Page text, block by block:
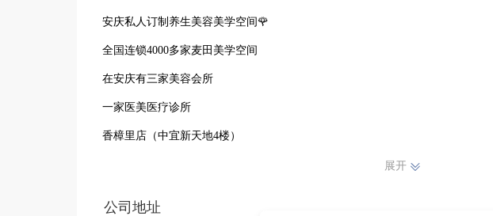
安庆私人订制养生美容美学空间🌹
全国连锁4000多家麦田美学空间
在安庆有三家美容会所
一家医美医疗诊所
香樟里店（中宜新天地4楼）
展开
公司地址